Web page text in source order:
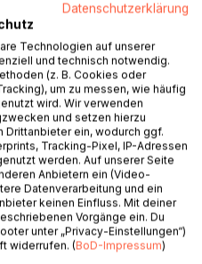
und Geschichten, die mit
normale" Situation ins
Datenschutzerklärung
Technologien auf unserer
und technisch notwendig.
(z. B. Cookies oder
um zu messen, wie häufig
wird. Wir verwenden
und setzen hierzu
ein, wodurch ggf.
Tracking-Pixel, IP-Adressen
werden. Auf unserer Seite
Anbietern ein (Video-
Datenverarbeitung und ein
keinen Einfluss. Mit deiner
Vorgänge ein. Du
unter „Privacy-Einstellungen“)
widerrufen. (BoD-Impressum)